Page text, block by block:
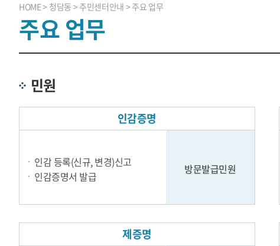
HOME 청담동 주민센터안내 주요 업무
주요 업무
민원
인감증명
인감 등록(신규, 변경)신고
인감증명서 발급
방문발급민원
제증명